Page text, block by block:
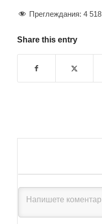
Преглеждания: 4 518
Share this entry